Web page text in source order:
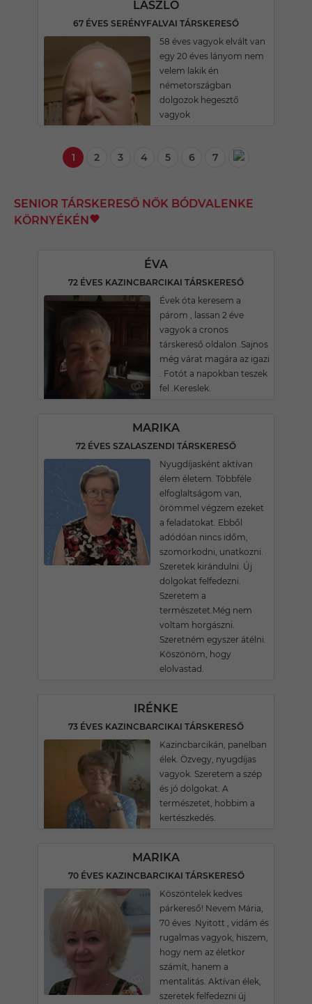
LÁSZLÓ
67 ÉVES SERÉNYFALVAI TÁRSKERESŐ
58 éves vagyok elvált van
egy 20 éves lányom nem
velem lakik én
németországban
dolgozok hegesztő
vagyok
1 2 3 4 5 6 7
SENIOR TÁRSKERESŐ NŐK BÓDVALENKE
KÖRNYÉKÉN
ÉVA
72 ÉVES KAZINCBARCIKAI TÁRSKERESŐ
Évek óta keresem a
párom , lassan 2 éve
vagyok a cronos
társkereső oldalon .Sajnos
még várat magára az igazi
. Fotót a napokban teszek
fel .Kereslek.
MARIKA
72 ÉVES SZALASZENDI TÁRSKERESŐ
Nyugdíjasként aktívan
élem életem. Többféle
elfoglaltságom van,
örömmel végzem ezeket
a feladatokat. Ebből
adódóan nincs időm,
szomorkodni, unatkozni.
Szeretek kirándulni. Új
dolgokat felfedezni.
Szeretem a
természetet.Még nem
voltam horgászni.
Szeretném egyszer átélni.
Köszönöm, hogy
elolvastad.
IRÉNKE
73 ÉVES KAZINCBARCIKAI TÁRSKERESŐ
Kazincbarcikán, panelban
élek. Özvegy, nyugdíjas
vagyok. Szeretem a szép
és jó dolgokat. A
természetet, hobbim a
kertészkedés.
MARIKA
70 ÉVES KAZINCBARCIKAI TÁRSKERESŐ
Köszöntelek kedves
párkereső! Nevem Mária,
70 éves .Nyitott , vidám és
rugalmas vagyok, hiszem,
hogy nem az életkor
számít, hanem a
mentalitás. Aktívan élek,
szeretek felfedezni új